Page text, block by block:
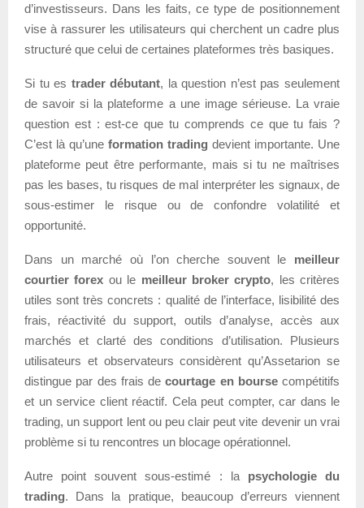
d’investisseurs. Dans les faits, ce type de positionnement
vise à rassurer les utilisateurs qui cherchent un cadre plus
structuré que celui de certaines plateformes très basiques.
Si tu es trader débutant, la question n’est pas seulement
de savoir si la plateforme a une image sérieuse. La vraie
question est : est-ce que tu comprends ce que tu fais ?
C’est là qu’une formation trading devient importante. Une
plateforme peut être performante, mais si tu ne maîtrises
pas les bases, tu risques de mal interpréter les signaux, de
sous-estimer le risque ou de confondre volatilité et
opportunité.
Dans un marché où l’on cherche souvent le meilleur
courtier forex ou le meilleur broker crypto, les critères
utiles sont très concrets : qualité de l’interface, lisibilité des
frais, réactivité du support, outils d’analyse, accès aux
marchés et clarté des conditions d’utilisation. Plusieurs
utilisateurs et observateurs considèrent qu’Assetarion se
distingue par des frais decourtage en boursecompétitifs
et un service client réactif. Cela peut compter, car dans le
trading, un support lent ou peu clair peut vite devenir un vrai
problème si tu rencontres un blocage opérationnel.
Autre point souvent sous-estimé : la psychologie du
trading. Dans la pratique, beaucoup d’erreurs viennent